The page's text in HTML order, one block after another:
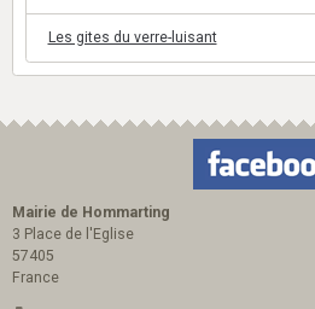
Les gites du verre-luisant
Mairie de Hommarting
3 Place de l'Eglise
57405
France